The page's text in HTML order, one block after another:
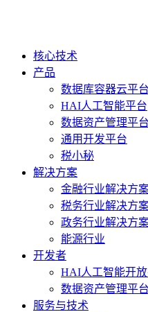
核心技术
产品
数据库容器云平台
HAI人工智能平台
数据资产管理平台
通用开发平台
税小秘
解决方案
金融行业解决方
税务行业解决方
政务行业解决方
能源行业
开发者
HAI人工智能开
数据资产管理平台
服务与技术